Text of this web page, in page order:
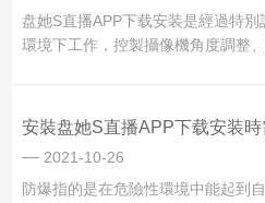
盘她S直播APP下载安装是經過特
環境下工作，控製攝像機角度調整
使攝像機內部空間與周圍的環境隔
今天小編要為大家介紹的是防爆...
安裝盘她S直播APP下载安装
2021-10-26
防爆指的是在危險性環境中能起到